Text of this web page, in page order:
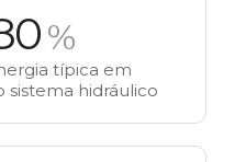
%
típica em
sistema hidráulico